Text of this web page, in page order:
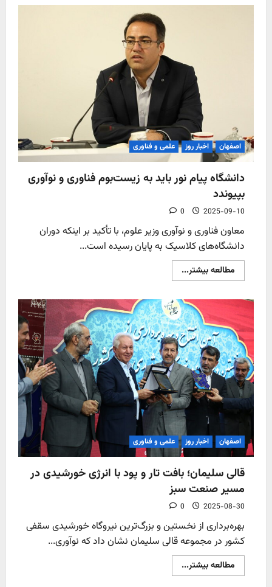
میزبان
بزرگ‌ترین
رقابت
مهارت‌آموزی
اصفهان اخبار روز علمی و فناوری
دانشگاه پیام نور باید به زیست‌بوم فناوری و نوآوری
بپیوندد
2025-09-10
0
معاون فناوری و نوآوری وزیر علوم، با تأکید بر اینکه دوران
دانشگاه‌های کلاسیک به پایان رسیده است...
مطالعه بیشتر...
more
پیام
نور
باید
به
زیست‌بوم
فناوری
و
نوآوری
بپیوندد
اصفهان اخبار روز علمی و فناوری
قالی سلیمان؛ بافت تار و پود با انرژی خورشیدی در
مسیر صنعت سبز
2025-08-30
0
بهره‌برداری از نخستین و بزرگ‌ترین نیروگاه خورشیدی سقفی
کشور در مجموعه قالی سلیمان نشان داد که نوآوری...
مطالعه بیشتر...
more